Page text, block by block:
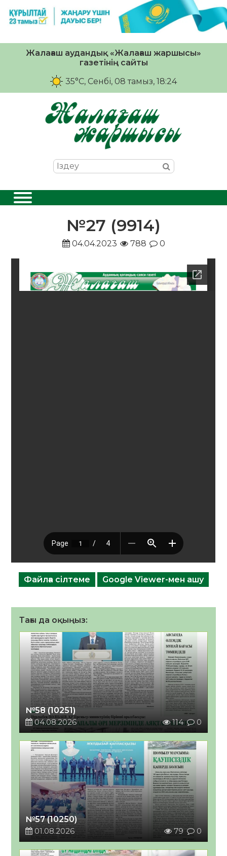
Жалағаш аудандық «Жалағаш жаршысы»
газетінің сайты
35°C, Сенбі, 08 тамыз, 18:24
№27 (9914)
04.04.2023 788 0
Файлға сілтеме Google Viewer-мен ашу
Тағы да оқыңыз:
№58 (10251)
04.08.2026
114 0
№57 (10250)
01.08.2026
79 0